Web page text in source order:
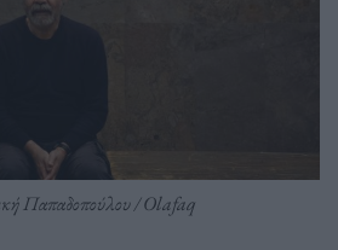
Παπαδοπούλου / Olafaq